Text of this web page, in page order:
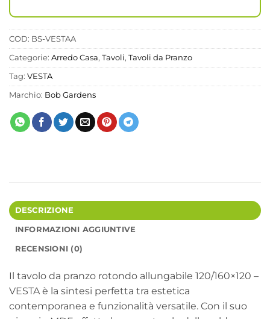
COD: BS-VESTAA
Categorie: Arredo Casa, Tavoli, Tavoli da Pranzo
Tag: VESTA
Marchio: Bob Gardens
DESCRIZIONE
INFORMAZIONI AGGIUNTIVE
RECENSIONI (0)
Il tavolo da pranzo rotondo allungabile 120/160×120 –
VESTA è la sintesi perfetta tra estetica
contemporanea e funzionalità versatile. Con il suo